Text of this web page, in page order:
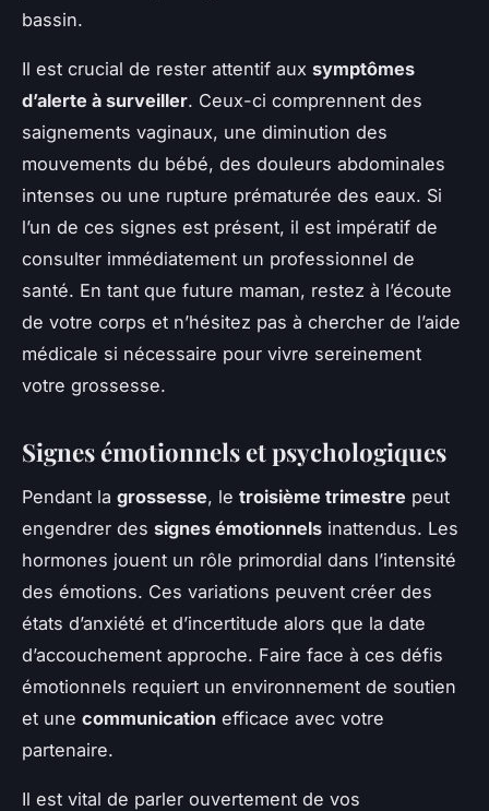
bassin.
Il est crucial de rester attentif aux symptômes
d’alerte à surveiller. Ceux-ci comprennent des
saignements vaginaux, une diminution des
mouvements du bébé, des douleurs abdominales
intenses ou une rupture prématurée des eaux. Si
l’un de ces signes est présent, il est impératif de
consulter immédiatement un professionnel de
santé. En tant que future maman, restez à l’écoute
de votre corps et n’hésitez pas à chercher de l’aide
médicale si nécessaire pour vivre sereinement
votre grossesse.
Signes émotionnels et psychologiques
Pendant la grossesse, le troisième trimestre peut
engendrer des signes émotionnels inattendus. Les
hormones jouent un rôle primordial dans l’intensité
des émotions. Ces variations peuvent créer des
états d’anxiété et d’incertitude alors que la date
d’accouchement approche. Faire face à ces défis
émotionnels requiert un environnement de soutien
et une communication efficace avec votre
partenaire.
Il est vital de parler ouvertement de vos